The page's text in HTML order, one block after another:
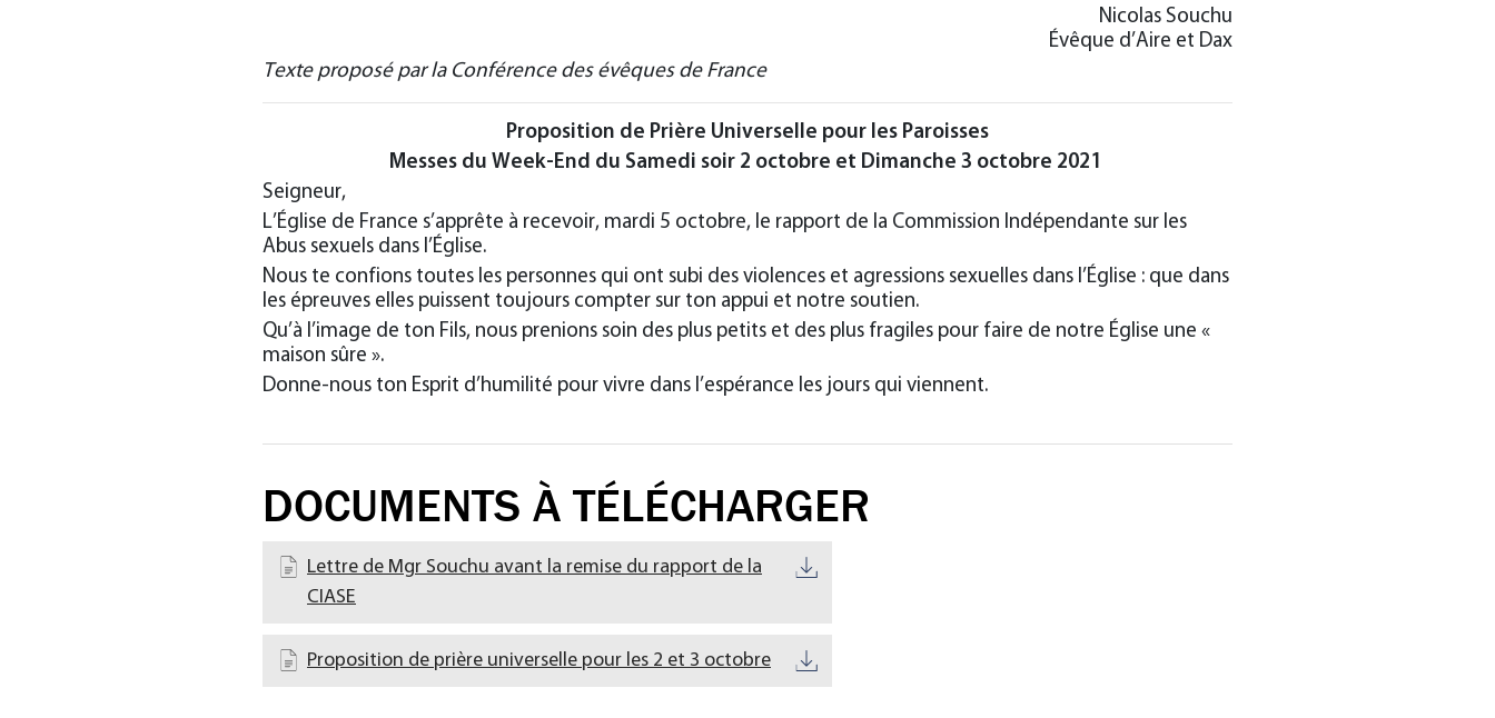
Nicolas Souchu
Évêque d’Aire et Dax
Texte proposé par la Conférence des évêques de France
Proposition de Prière Universelle pour les Paroisses
Messes du Week-End du Samedi soir 2 octobre et Dimanche 3 octobre 2021
Seigneur,
L’Église de France s’apprête à recevoir, mardi 5 octobre, le rapport de la Commission Indépendante sur les
Abus sexuels dans l’Église.
Nous te confions toutes les personnes qui ont subi des violences et agressions sexuelles dans l’Église : que dans
les épreuves elles puissent toujours compter sur ton appui et notre soutien.
Qu’à l’image de ton Fils, nous prenions soin des plus petits et des plus fragiles pour faire de notre Église une «
maison sûre ».
Donne-nous ton Esprit d’humilité pour vivre dans l’espérance les jours qui viennent.
DOCUMENTS À TÉLÉCHARGER
Lettre de Mgr Souchu avant la remise du rapport de la
CIASE
Proposition de prière universelle pour les 2 et 3 octobre